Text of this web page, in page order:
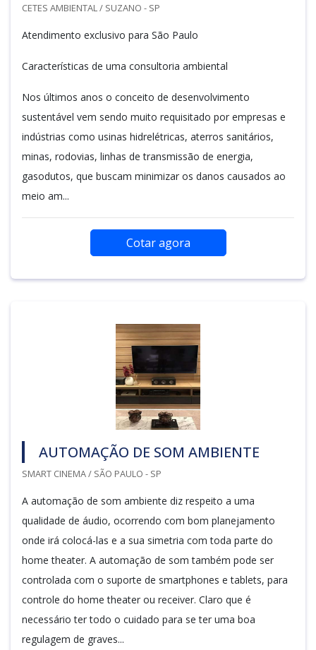
CETES AMBIENTAL / SUZANO - SP
Atendimento exclusivo para São Paulo
Características de uma consultoria ambiental
Nos últimos anos o conceito de desenvolvimento
sustentável vem sendo muito requisitado por empresas e
indústrias como usinas hidrelétricas, aterros sanitários,
minas, rodovias, linhas de transmissão de energia,
gasodutos, que buscam minimizar os danos causados ao
meio am...
Cotar agora
AUTOMAÇÃO DE SOM AMBIENTE
SMART CINEMA / SÃO PAULO - SP
A automação de som ambiente diz respeito a uma
qualidade de áudio, ocorrendo com bom planejamento
onde irá colocá-las e a sua simetria com toda parte do
home theater. A automação de som também pode ser
controlada com o suporte de smartphones e tablets, para
controle do home theater ou receiver. Claro que é
necessário ter todo o cuidado para se ter uma boa
regulagem de graves...